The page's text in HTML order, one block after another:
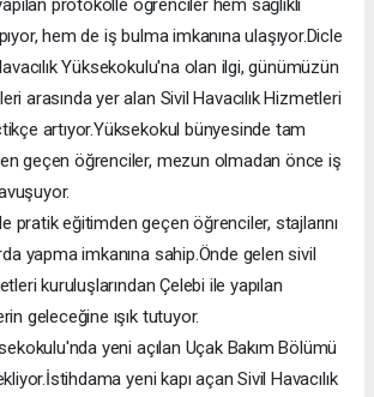
protokolle öğrenciler hem sağlıklı
hem de iş bulma imkanına ulaşıyor.Dicle
Yüksekokulu'na olan ilgi, günümüzün
arasında yer alan Sivil Havacılık Hizmetleri
artıyor.Yüksekokul bünyesinde tam
geçen öğrenciler, mezun olmadan önce iş
pratik eğitimden geçen öğrenciler, stajlarını
yapma imkanına sahip.Önde gelen sivil
kuruluşlarından Çelebi ile yapılan
geleceğine ışık tutuyor.
yeni açılan Uçak Bakım Bölümü
yeni kapı açan Sivil Havacılık